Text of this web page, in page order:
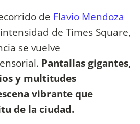
de Flavio Mendoza
de Times Square,
se vuelve
Pantallas gigantes,
y multitudes
vibrante que
de la ciudad.